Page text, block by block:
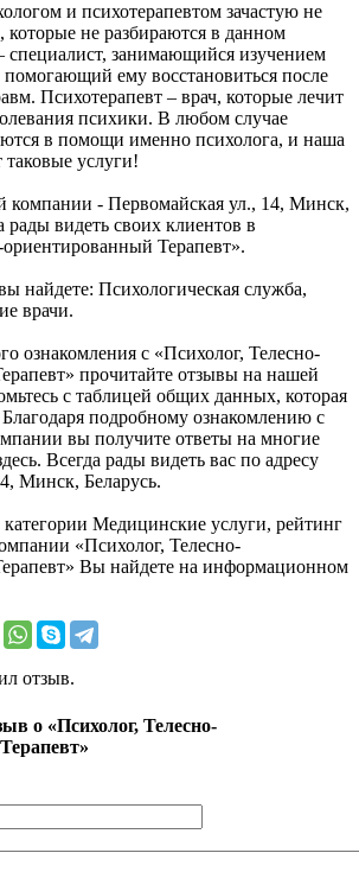
и психотерапевтом зачастую не
не разбираются в данном
специалист, занимающийся изучением
ему восстановиться после
Психотерапевт – врач, которые лечит
психики. В любом случае
в помощи именно психолога, и наша
таковые услуги!
компании - Первомайская ул., 14, Минск,
рады видеть своих клиентов в
Терапевт».
найдете: Психологическая служба,
врачи.
ознакомления с «Психолог, Телесно-
прочитайте отзывы на нашей
с таблицей общих данных, которая
подробному ознакомлению с
вы получите ответы на многие
Всегда рады видеть вас по адресу
Минск, Беларусь.
Медицинские услуги, рейтинг
«Психолог, Телесно-
Вы найдете на информационном
отзыв.
о «Психолог, Телесно-